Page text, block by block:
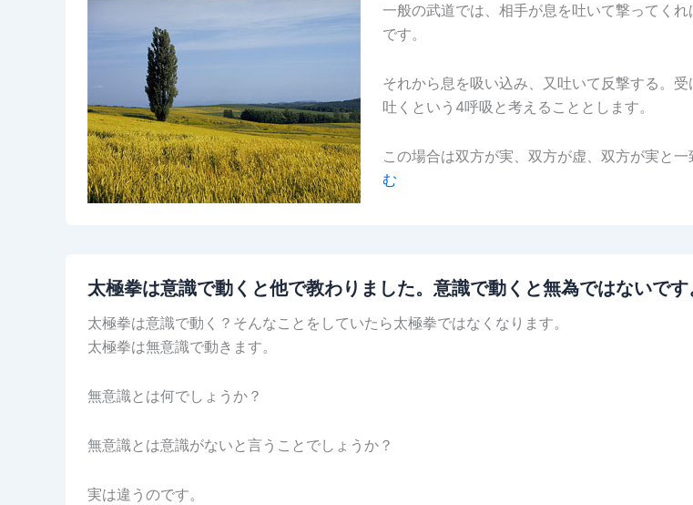
一般の武道では、相手が息を吐いて撃ってく
です。
それから息を吸い込み、又吐いて反撃する。
吐くという4呼吸と考えることとします。
この場合は双方が実、双方が虚、双方が実と
む
太極拳は意識で動くと他で教わりました。意識で動くと無為ではないです
太極拳は意識で動く？そんなことをしていたら太極拳ではなくなります。
太極拳は無意識で動きます。
無意識とは何でしょうか？
無意識とは意識がないと言うことでしょうか？
実は違うのです。